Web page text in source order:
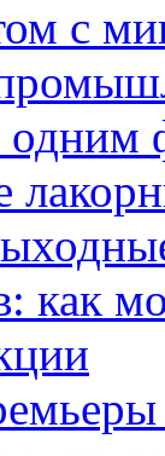
с
одним
как